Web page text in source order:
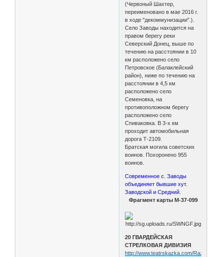
(Червоный Шахтер,
переименовано в мае 2016 г.
в ходе "декоммунизации".).
Село Заводы находится на
правом берегу реки
Северский Донец, выше по
течению на расстоянии в 10
км расположено село
Петровское (Балаклейский
район), ниже по течению на
расстоянии в 4,5 км
расположено село
Семеновка, на
противоположном берегу
расположено село
Спиваковка. В 3-х км
проходит автомобильная
дорога Т-2109.
Братская могила советских
воинов. Похоронено 955
воинов.
Современное с. Заводы
объединяет бывшие хут.
Заводской и Средний
Фрагмент карты М-37-099
20 ГВАРДЕЙСКАЯ
СТРЕЛКОВАЯ ДИВИЗИЯ
http://www.teatrskazka.com/Raznoe/